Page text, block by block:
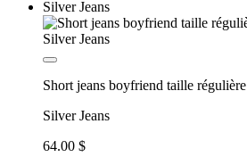
Short jeans boyfriend taille régulière
Silver Jeans
64.00 $